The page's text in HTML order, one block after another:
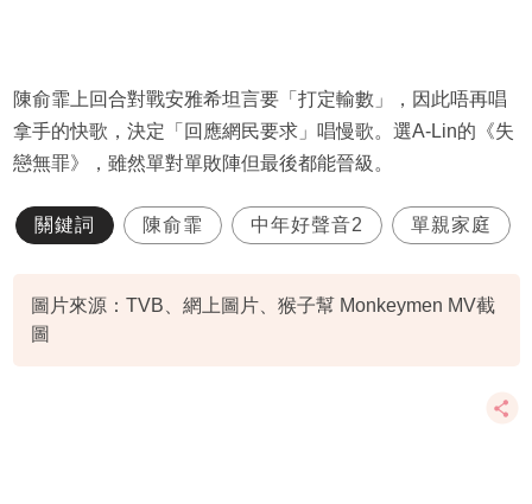
陳俞霏上回合對戰安雅希坦言要「打定輸數」，因此唔再唱
拿手的快歌，決定「回應網民要求」唱慢歌。選A-Lin的《失
戀無罪》，雖然單對單敗陣但最後都能晉級。
關鍵詞 陳俞霏 中年好聲音2 單親家庭
圖片來源：TVB、網上圖片、猴子幫 Monkeymen MV截
圖